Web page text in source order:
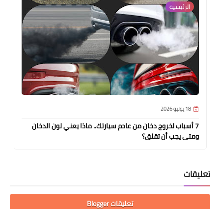
الرئيسية
18 يوليو 2026
7 أسباب لخروج دخان من عادم سيارتك.. ماذا يعني لون الدخان
ومتى يجب أن تقلق؟
تعليقات
تعليقات Blogger